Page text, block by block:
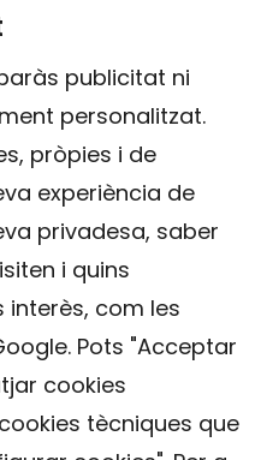
publicitat ni
personalitzat.
pròpies i de
experiència de
privadesa, saber
i quins
com les
Pots "Acceptar
cookies
tècniques que